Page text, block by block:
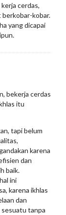
cerdas,
berkobar-kobar.
yang dicapai
bekerja cerdas
itu
tapi belum
karena
dan
baik.
ini
karena ikhlas
dan
tanpa